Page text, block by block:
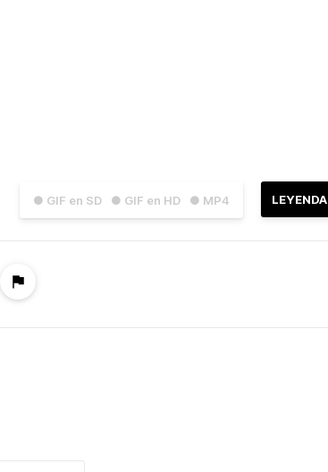
● GIF en SD ● GIF en HD ● MP4 LEYENDA